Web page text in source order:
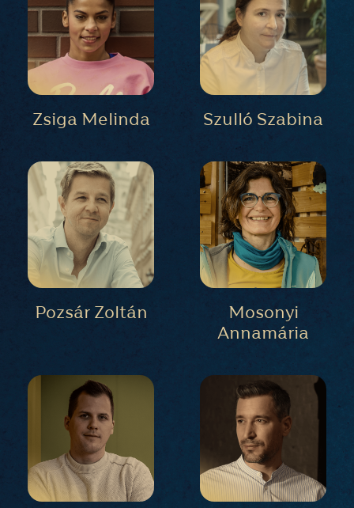
Zsiga Melinda Szulló Szabina
Pozsár Zoltán
Mosonyi
Annamária